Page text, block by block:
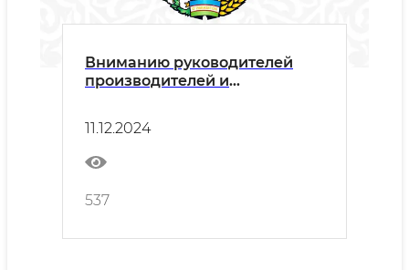
Вниманию руководителей
производителей и
11.12.2024
537